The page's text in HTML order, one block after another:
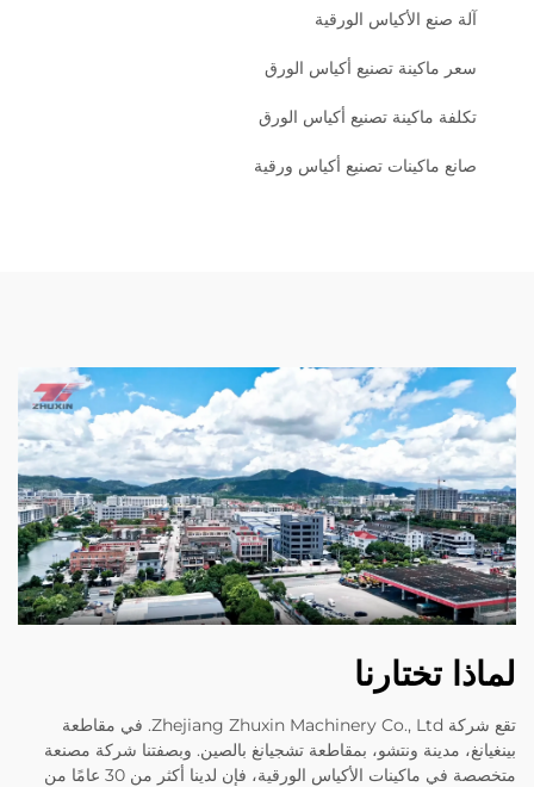
آلة صنع الأكياس الورقية
سعر ماكينة تصنيع أكياس الورق
تكلفة ماكينة تصنيع أكياس الورق
صانع ماكينات تصنيع أكياس ورقية
لماذا تختارنا
تقع شركة Zhejiang Zhuxin Machinery Co., Ltd. في مقاطعة
بينغيانغ، مدينة ونتشو، بمقاطعة تشجيانغ بالصين. وبصفتنا شركة مصنعة
متخصصة في ماكينات الأكياس الورقية، فإن لدينا أكثر من 30 عامًا من